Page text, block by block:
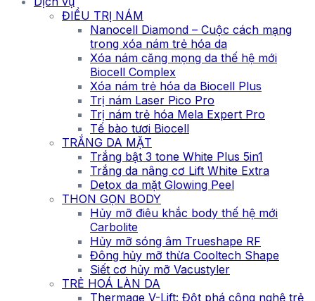
ĐIỀU TRỊ NÁM
Nanocell Diamond – Cuộc cách mạng
trong xóa nám trẻ hóa da
Xóa nám căng mọng da thế hệ mới
Biocell Complex
Xóa nám trẻ hóa da Biocell Plus
Trị nám Laser Pico Pro
Trị nám trẻ hóa Mela Expert Pro
Tế bào tươi Biocell
TRẮNG DA MẶT
Trắng bật 3 tone White Plus 5in1
Trắng da nâng cơ Lift White Extra
Detox da mặt Glowing Peel
THON GỌN BODY
Hủy mỡ điêu khắc body thế hệ mới
Carbolite
Hủy mỡ sóng âm Trueshape RF
Đông hủy mỡ thừa Cooltech Shape
Siết cơ hủy mỡ Vacustyler
TRẺ HOÁ LÀN DA
Thermage V-Lift: Đột phá công nghệ trẻ